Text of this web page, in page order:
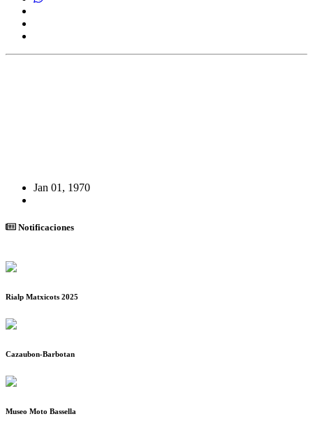
Jan 01, 1970
Notificaciones
Rialp Matxicots 2025
Cazaubon-Barbotan
Museo Moto Bassella